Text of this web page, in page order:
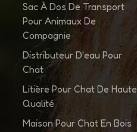
Sac À Dos De Transport
Pour Animaux De
Compagnie
Distributeur D'eau Pour
Chat
Litière Pour Chat De Haute
Qualité
Maison Pour Chat En Bois